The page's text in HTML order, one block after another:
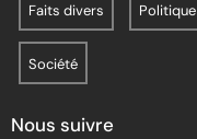
Faits divers Politique
Société
Nous suivre